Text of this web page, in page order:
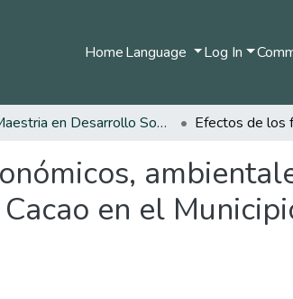
HomeLanguage Log In
Maestria en Desarrollo Sostenible y Medio Ambiente
en el